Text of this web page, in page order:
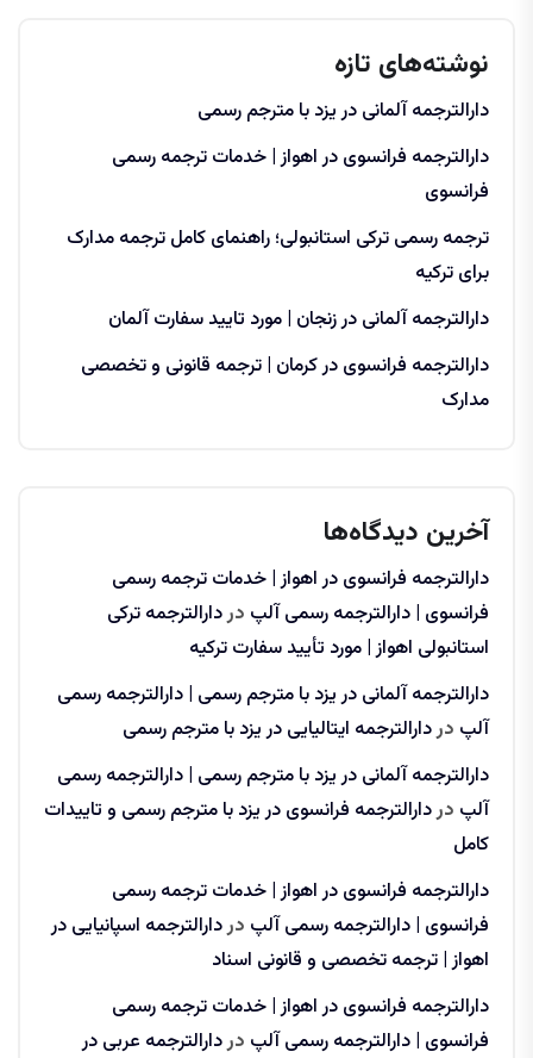
نوشته‌های تازه
دارالترجمه آلمانی در یزد با مترجم رسمی
دارالترجمه فرانسوی در اهواز | خدمات ترجمه رسمی
فرانسوی
ترجمه رسمی ترکی استانبولی؛ راهنمای کامل ترجمه مدارک
برای ترکیه
دارالترجمه آلمانی در زنجان | مورد تایید سفارت آلمان
دارالترجمه فرانسوی در کرمان | ترجمه قانونی و تخصصی
مدارک
آخرین دیدگاه‌ها
دارالترجمه فرانسوی در اهواز | خدمات ترجمه رسمی
فرانسوی | دارالترجمه رسمی آلپ دردارالترجمه ترکی
استانبولی اهواز | مورد تأیید سفارت ترکیه
دارالترجمه آلمانی در یزد با مترجم رسمی | دارالترجمه رسمی
آلپ دردارالترجمه ایتالیایی در یزد با مترجم رسمی
دارالترجمه آلمانی در یزد با مترجم رسمی | دارالترجمه رسمی
آلپ دردارالترجمه فرانسوی در یزد با مترجم رسمی و تاییدات
کامل
دارالترجمه فرانسوی در اهواز | خدمات ترجمه رسمی
فرانسوی | دارالترجمه رسمی آلپ دردارالترجمه اسپانیایی در
اهواز | ترجمه تخصصی و قانونی اسناد
دارالترجمه فرانسوی در اهواز | خدمات ترجمه رسمی
فرانسوی | دارالترجمه رسمی آلپ دردارالترجمه عربی در